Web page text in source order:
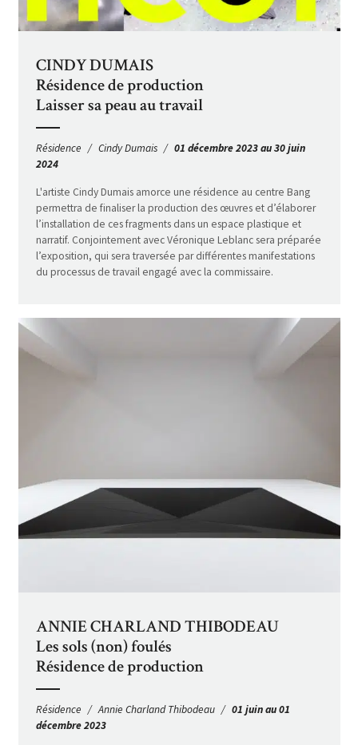
CINDY DUMAIS
Résidence de production
Laisser sa peau au travail
Résidence Cindy Dumais
01 décembre 2023 au 30 juin
2024
L'artiste Cindy Dumais amorce une résidence au centre Bang
permettra de finaliser la production des œuvres et d’élaborer
l’installation de ces fragments dans un espace plastique et
narratif. Conjointement avec Véronique Leblanc sera préparée
l’exposition, qui sera traversée par différentes manifestations
du processus de travail engagé avec la commissaire.
ANNIE CHARLAND THIBODEAU
Les sols (non) foulés
Résidence de production
Résidence Annie Charland Thibodeau
01 juin au 01
décembre 2023